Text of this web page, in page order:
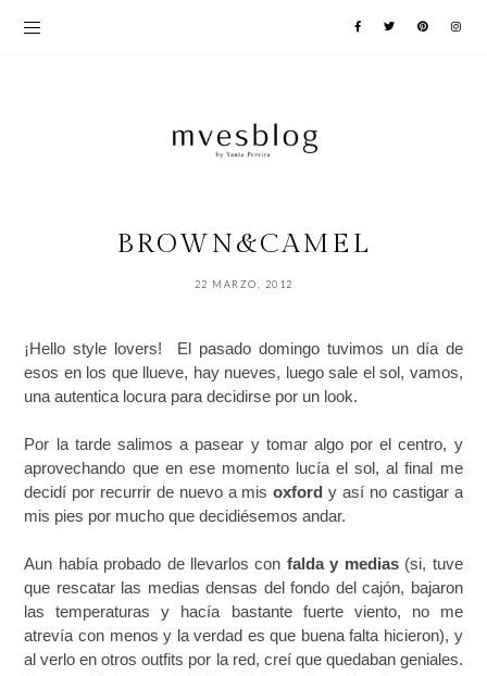
BROWN&CAMEL
22 MARZO, 2012
¡Hello style lovers! El pasado domingo tuvimos un día de
esos en los que llueve, hay nueves, luego sale el sol, vamos,
una autentica locura para decidirse por un look.
Por la tarde salimos a pasear y tomar algo por el centro, y
aprovechando que en ese momento lucía el sol, al final me
decidí por recurrir de nuevo a misoxfordy así no castigar a
mis pies por mucho que decidiésemos andar.
Aun había probado de llevarlos con falda y medias(si, tuve
que rescatar las medias densas del fondo del cajón, bajaron
las temperaturas y hacía bastante fuerte viento, no me
atrevía con menos y la verdad es que buena falta hicieron), y
al verlo en otros outfits por la red, creí que quedaban geniales.